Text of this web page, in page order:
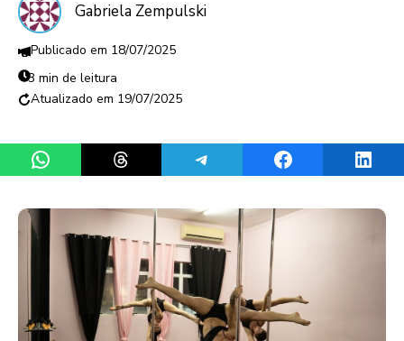
Gabriela Zempulski
18/07/2025
3 min de leitura
19/07/2025
Share on WhatsAppShare on ThreadsShare on TelegramShare on Facebook